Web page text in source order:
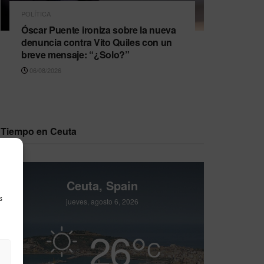
POLÍTICA
Óscar Puente ironiza sobre la nueva
denuncia contra Vito Quiles con un
breve mensaje: “¿Solo?”
06/08/2026
Tiempo en Ceuta
Ceuta, Spain
jueves, agosto 6, 2026
26°C